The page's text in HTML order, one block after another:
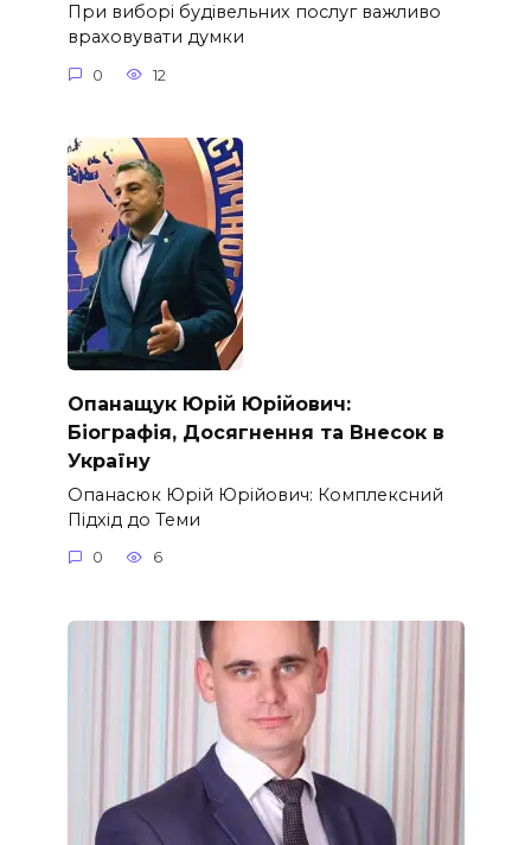
При виборі будівельних послуг важливо
враховувати думки
0 12
Опанащук Юрій Юрійович:
Біографія, Досягнення та Внесок в
Україну
Опанасюк Юрій Юрійович: Комплексний
Підхід до Теми
0 6